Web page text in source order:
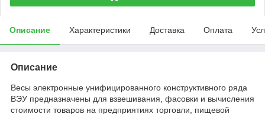
Описание Характеристики Доставка Оплата
Описание
Весы электронные унифицированного конструктивного ряда
ВЭУ предназначены для взвешивания, фасовки и вычисления
стоимости товаров на предприятиях торговли, пищевой